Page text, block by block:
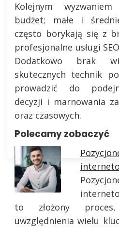
Kolejnym
budżet; małe i
często borykają się z
profesjonalne usługi
Dodatkowo brak
skutecznych technik
prowadzić do
decyzji i marnowania
oraz czasowych.
Polecamy zobaczyć
to złożony
uwzględnienia wielu